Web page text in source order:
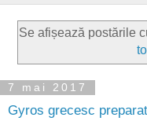
Se afișează postările
7 mai 2017
Gyros grecesc